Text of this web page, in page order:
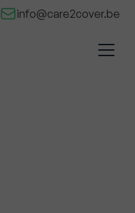
info@care2cover.be